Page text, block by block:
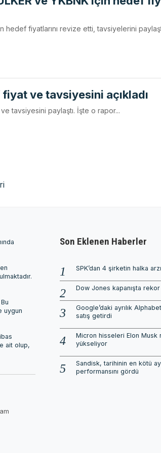
hedef fiyatlarını revize etti, tavsiyelerini
ve tavsiyesini açıkladı
tavsiyesini paylaştı. İşte o rapor...
uygun
ait olup,
Son Eklenen Haberler
SPK’dan 4 şirketin halka
Dow Jones kapanışta
Google’daki ayrılık
satış getirdi
Micron hisseleri Elon Musk
yükseliyor
Sandisk, tarihinin en kötü
performansını gördü